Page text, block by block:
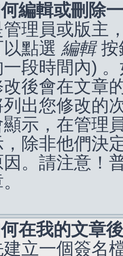
編輯或刪除
管理員或版主
點選 編輯按
段時間內)
後會在文章
出您修改的
示，在管理
除非他們決
。請注意！
在我的文章
立一個簽名